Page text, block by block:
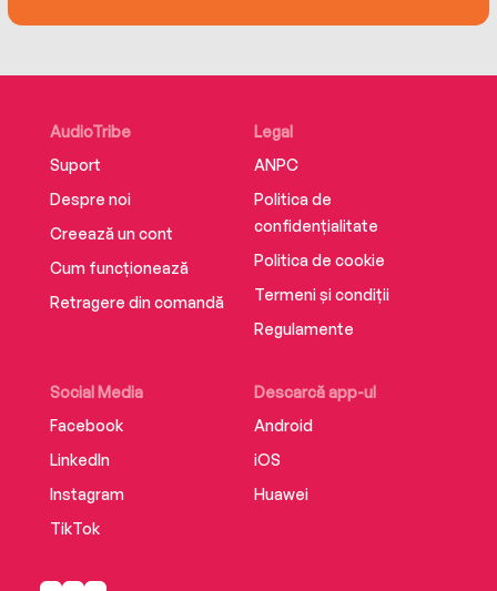
AudioTribe
Suport
Despre noi
Creează un cont
Cum funcționează
Retragere din comandă
Social Media
Facebook
LinkedIn
Instagram
TikTok
Descarcă app-ul
Android
iOS
Huawei
Legal
ANPC
Politica de
confidențialitate
Politica de cookie
Termeni și condiții
Regulamente